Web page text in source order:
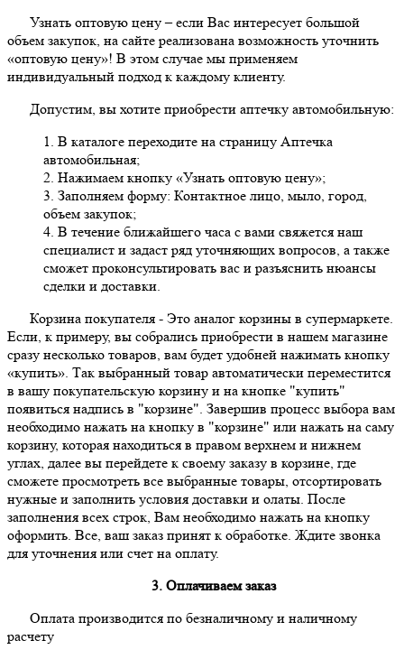
Узнать оптовую цену– если Вас интересует большой
объем закупок, на сайте реализована возможность уточнить
«оптовую цену»! В этом случае мы применяем
индивидуальный подход к каждому клиенту.
Допустим, вы хотите приобрести аптечку автомобильную:
1. В каталоге переходите на страницу Аптечка
автомобильная;
2. Нажимаем кнопку «Узнать оптовую цену»;
3. Заполняем форму: Контактное лицо, мыло, город,
объем закупок;
4. В течение ближайшего часа с вами свяжется наш
специалист и задаст ряд уточняющих вопросов, а также
сможет проконсультировать вас и разъяснить нюансы
сделки и доставки.
Корзина покупателя - Это аналог корзины в супермаркете.
Если, к примеру, вы собрались приобрести в нашем магазине
сразу несколько товаров, вам будет удобней нажимать кнопку
«купить». Так выбранный товар автоматически переместится
в вашу покупательскую корзину и на кнопке "купить"
появиться надпись в "корзине". Завершив процесс выбора вам
необходимо нажать на кнопку в "корзине" или нажать на саму
корзину, которая находиться в правом верхнем и нижнем
углах, далее вы перейдете к своему заказу в корзине, где
сможете просмотреть все выбранные товары, отсортировать
нужные и заполнить условия доставки и олаты. После
заполнения всех строк, Вам необходимо нажать на кнопку
оформить. Все, ваш заказ принят к обработке. Ждите звонка
для уточнения или счет на оплату.
3. Оплачиваем заказ
Оплата производится по безналичному и наличному
расчету